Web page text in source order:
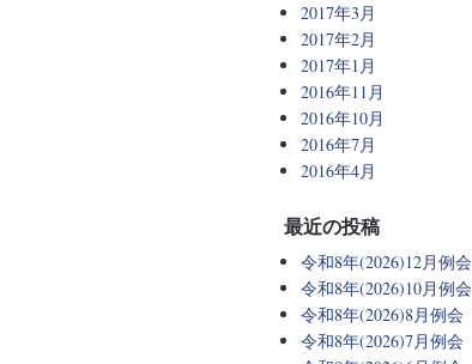
2017年3月
2017年2月
2017年1月
2016年11月
2016年10月
2016年7月
2016年4月
最近の投稿
令和8年(2026)12月例会
令和8年(2026)10月例会
令和8年(2026)8月例会
令和8年(2026)7月例会